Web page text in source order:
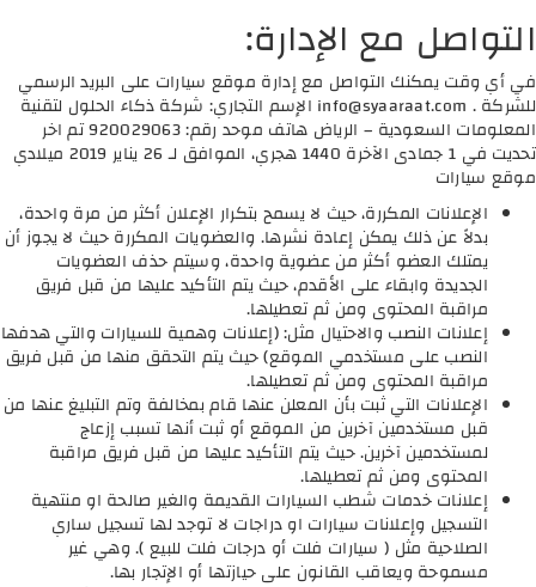
التواصل مع الإدارة:
في أي وقت يمكنك التواصل مع إدارة موقع سيارات على البريد الرسمي
للشركة . info@syaaraat.com الإسم التجاري: شركة ذكاء الحلول لتقنية
المعلومات السعودية – الرياض هاتف موحد رقم: 920029063 تم اخر
تحديت في 1 جمادى الآخرة 1440 هجري، الموافق لـ 26 يناير 2019 ميلادي
موقع سيارات
الإعلانات المكررة، حيث لا يسمح بتكرار الإعلان أكثر من مرة واحدة،
بدلاً عن ذلك يمكن إعادة نشرها. والعضويات المكررة حيث لا يجوز أن
يمتلك العضو أكثر من عضوية واحدة، وسيتم حذف العضويات
الجديدة وابقاء على الأقدم، حيث يتم التأكيد عليها من قبل فريق
مراقبة المحتوى ومن ثم تعطيلها.
إعلانات النصب والاحتيال مثل: (إعلانات وهمية للسيارات والتي هدفها
النصب على مستخدمي الموقع) حيث يتم التحقق منها من قبل فريق
مراقبة المحتوى ومن ثم تعطيلها.
الإعلانات التي ثبت بأن المعلن عنها قام بمخالفة وتم التبليغ عنها من
قبل مستخدمين آخرين من الموقع أو ثبت أنها تسبب إزعاج
لمستخدمين آخرين. حيث يتم التأكيد عليها من قبل فريق مراقبة
المحتوى ومن ثم تعطيلها.
إعلانات خدمات شطب السيارات القديمة والغير صالحة او منتهية
التسجيل وإعلانات سيارات او دراجات لا توجد لها تسجيل ساري
الصلاحية مثل ( سيارات فلت أو درجات فلت للبيع ). وهي غير
مسموحة ويعاقب القانون على حيازتها أو الإتجار بها.